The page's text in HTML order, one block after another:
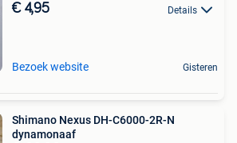
€ 4,95 Details
Bezoek website Gisteren
Shimano Nexus DH-C6000-2R-N
dynamonaaf